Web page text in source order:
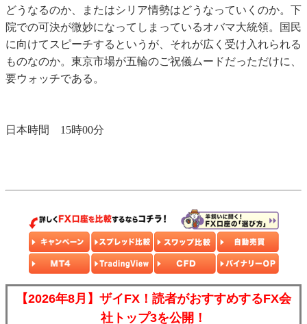
どうなるのか、またはシリア情勢はどうなっていくのか。下
院での可決が微妙になってしまっているオバマ大統領。国民
に向けてスピーチするというが、それが広く受け入れられる
ものなのか。東京市場が五輪のご祝儀ムードだっただけに、
要ウォッチである。
日本時間 15時00分
【2026年8月】ザイFX！読者がおすすめするFX会
社トップ3を公開！